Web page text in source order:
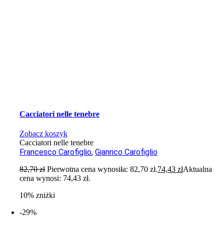
Cacciatori nelle tenebre
Zobacz koszyk
Cacciatori nelle tenebre
Francesco Carofiglio,Gianrico Carofiglio
82,70zł Pierwotna cena wynosiła: 82,70 zł.74,43złAktualna
cena wynosi: 74,43 zł.
10% zniżki
-29%